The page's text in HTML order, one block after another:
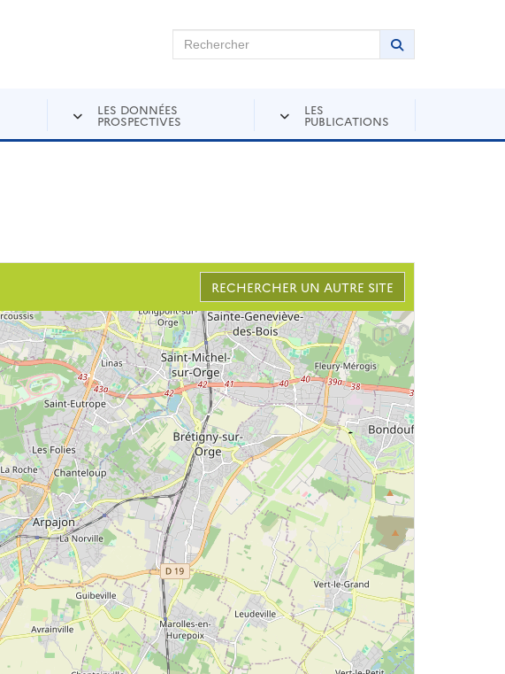
Rechercher sur Andra Inventaire Rechercher
Lancer la
LES DONNÉES
PROSPECTIVES
LES
PUBLICATIONS
RECHERCHER UN AUTRE SITE